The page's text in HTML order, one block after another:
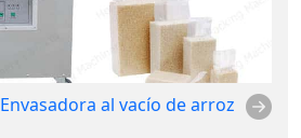
Envasadora al vacío de arroz